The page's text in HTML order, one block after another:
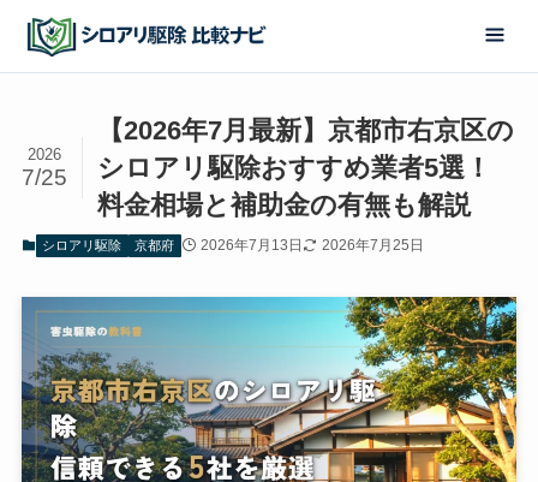
【2026年7月最新】京都市右京区の
シロアリ駆除おすすめ業者5選！
料金相場と補助金の有無も解説
2026
7/25
シロアリ駆除 京都府 2026年7月13日 2026年7月25日